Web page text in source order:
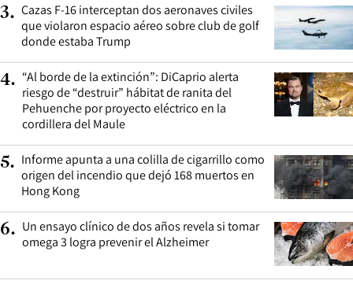
3. Cazas F-16 interceptan dos aeronaves civiles
que violaron espacio aéreo sobre club de golf
donde estaba Trump
4. “Al borde de la extinción”: DiCaprio alerta
riesgo de “destruir” hábitat de ranita del
Pehuenche por proyecto eléctrico en la
cordillera del Maule
5. Informe apunta a una colilla de cigarrillo como
origen del incendio que dejó 168 muertos en
Hong Kong
6. Un ensayo clínico de dos años revela si tomar
omega 3 logra prevenir el Alzheimer